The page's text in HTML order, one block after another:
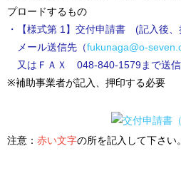
プロードするもの
・【様式第 1】交付申請書 (記入後、
メール送信先（fukunaga@o-
又はＦＡＸ 048-840-1579まで送信
※補助事業者が記入、押印する必要
注意： 赤い文字の所を記入して下さい。